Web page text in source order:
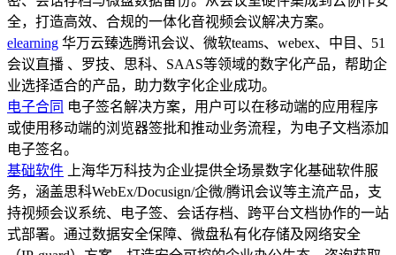
全，打造高效、合规的一体化音视频会议解决方案。
elearning 华万云臻选腾讯会议、微软teams、webex、中目、51
会议直播 、罗技、思科、SAAS等领域的数字化产品，帮助企
业选择适合的产品，助力数字化企业成功。
电子合同 电子签名解决方案，用户可以在移动端的应用程序
或使用移动端的浏览器签批和推动业务流程，为电子文档添加
电子签名。
基础软件
上海华万科技为企业提供全场景数字化基础软件服
务，涵盖思科WebEx/Docusign/企微/腾讯会议等主流产品，支
持视频会议系统、电子签、会话存档、跨平台文档协作的一站
式部署。通过数据安全保障、微盘私有化存储及网络安全